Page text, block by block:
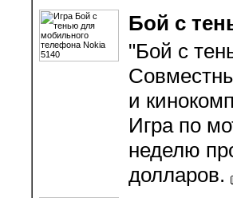
Бой с
"Бой с
и
Игра по
неделю
долларов.